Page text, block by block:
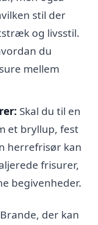
stil der
og livsstil.
du
mellem
Skal du til en
et bryllup, fest
herrefrisør kan
frisurer,
begivenheder.
der kan